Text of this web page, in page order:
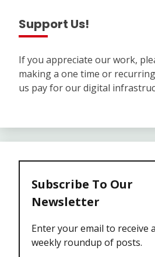
Support Us!
If you appreciate our work,
making a one time or
us pay for our digital
Subscribe To Our
Newsletter
Enter your email to receive a
weekly roundup of posts.